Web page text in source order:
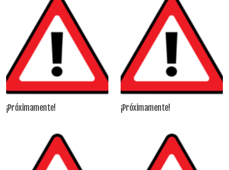
¡Próximamente! ¡Próximamente!